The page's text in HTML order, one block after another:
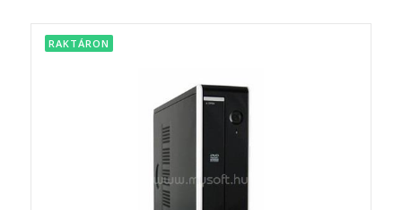
RAKTÁRON